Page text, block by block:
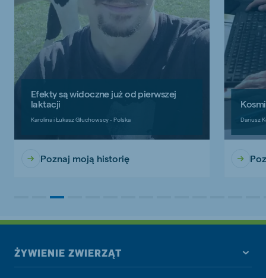
Efekty są widoczne już od pierwszej
laktacji
Karolina i Łukasz Głuchowscy - Polska
Poznaj moją historię
Dariusz
ŻYWIENIE ZWIERZĄT